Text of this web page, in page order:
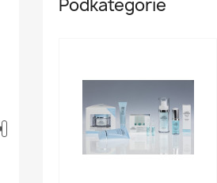
Podkategorie